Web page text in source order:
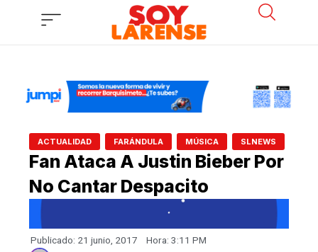
ACTUALIDAD FARÁNDULA MÚSICA SLNEWS
Fan Ataca A Justin Bieber Por
No Cantar Despacito
Publicado: 21 junio, 2017 Hora: 3:11 PM